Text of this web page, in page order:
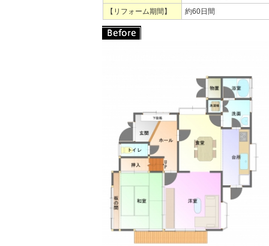
【リフォーム期間】
約60日間